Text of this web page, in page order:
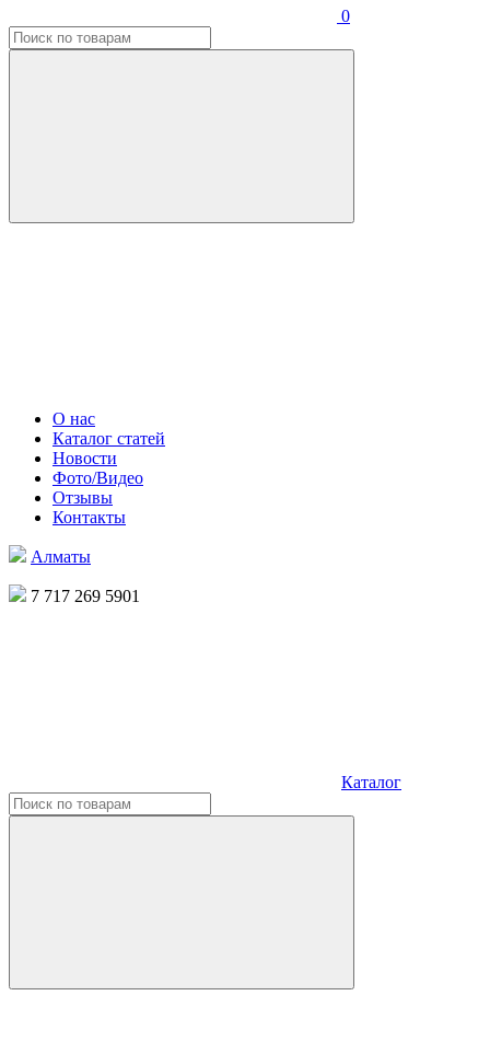
0
О нас
Каталог статей
Новости
Фото/Видео
Отзывы
Контакты
Алматы
7 717 269 5901
Каталог